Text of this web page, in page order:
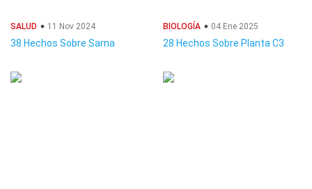
SALUD 11 Nov 2024
38 Hechos Sobre Sarna
BIOLOGÍA 04 Ene 2025
28 Hechos Sobre Planta C3